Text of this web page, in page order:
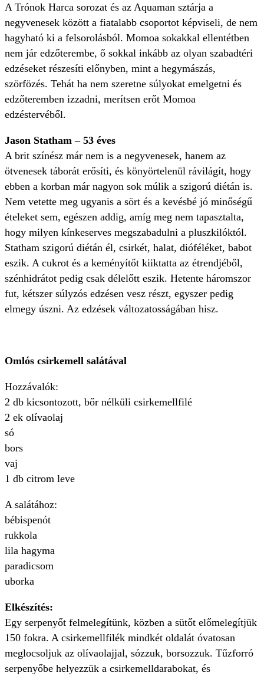
A Trónok Harca sorozat és az Aquaman sztárja a
negyvenesek között a fiatalabb csoportot képviseli, de nem
hagyható ki a felsorolásból. Momoa sokakkal ellentétben
nem jár edzőterembe, ő sokkal inkább az olyan szabadtéri
edzéseket részesíti előnyben, mint a hegymászás,
szörfözés. Tehát ha nem szeretne súlyokat emelgetni és
edzőteremben izzadni, merítsen erőt Momoa
edzéstervéből.
Jason Statham – 53 éves
A brit színész már nem is a negyvenesek, hanem az
ötvenesek táborát erősíti, és könyörtelenül rávilágít, hogy
ebben a korban már nagyon sok múlik a szigorú diétán is.
Nem vetette meg ugyanis a sört és a kevésbé jó minőségű
ételeket sem, egészen addig, amíg meg nem tapasztalta,
hogy milyen kínkeserves megszabadulni a pluszkilóktól.
Statham szigorú diétán él, csirkét, halat, dióféléket, babot
eszik. A cukrot és a keményítőt kiiktatta az étrendjéből,
szénhidrátot pedig csak délelőtt eszik. Hetente háromszor
fut, kétszer súlyzós edzésen vesz részt, egyszer pedig
elmegy úszni. Az edzések változatosságában hisz.
Omlós csirkemell salátával
Hozzávalók:
2 db kicsontozott, bőr nélküli csirkemellfilé
2 ek olívaolaj
só
bors
vaj
1 db citrom leve
A salátához:
bébispenót
rukkola
lila hagyma
paradicsom
uborka
Elkészítés:
Egy serpenyőt felmelegítünk, közben a sütőt előmelegítjük
150 fokra. A csirkemellfilék mindkét oldalát óvatosan
meglocsoljuk az olívaolajjal, sózzuk, borsozzuk. Tűzforró
serpenyőbe helyezzük a csirkemelldarabokat, és